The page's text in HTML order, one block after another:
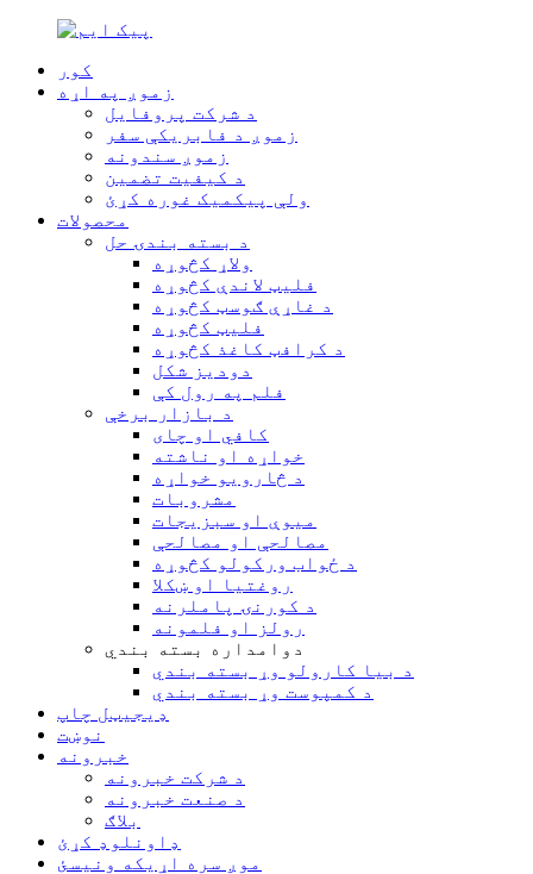
کور
زموږ په اړه
د شرکت پروفایل
زموږ د فابریکې سفر
زموږ سندونه
د کیفیت تضمین
ولې پیکمیک غوره کړئ
محصولات
د بسته بندۍ حل
ولاړ کڅوړه
فلیټ لاندې کڅوړه
د غاړې ګوسټ کڅوړه
فلیټ کڅوړه
د کرافټ کاغذ کڅوړه
دودیز شکل
فلم په رول کې
د بازار برخې
کافي او چای
خواړه او ناشته
د څارویو خواړه
مشروبات
میوې او سبزیجات
مصالحې او مصالحې
د ځواب ورکولو کڅوړه
روغتیا او ښکلا
د کورنۍ پاملرنه
رولز او فلمونه
دوامداره بسته بندي
د بیا کارولو وړ بسته بندي
د کمپوست وړ بسته بندي
ډیجیټل چاپ
نوښت
خبرونه
د شرکت خبرونه
د صنعت خبرونه
بلاګ
ډاونلوډ کړئ
موږ سره اړیکه ونیسئ